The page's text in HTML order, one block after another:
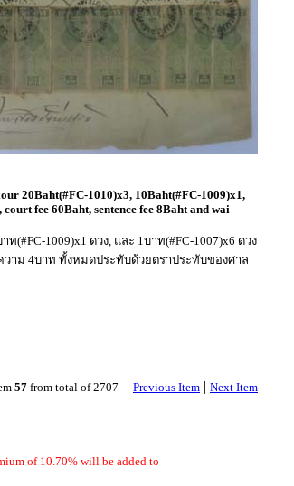
20Baht(#FC-1010)x3, 10Baht(#FC-1009)x1,
fee 60Baht, sentence fee 8Baht and wai
(#FC-1009)x1 ดวง, และ 1บาท(#FC-1007)x6 ดวง
วาม 4บาท ทั้งหมดประทับด้วยตราประทับของศาล
57 from total of 2707 Previous Item | Next Item
of 10.70% will be added to